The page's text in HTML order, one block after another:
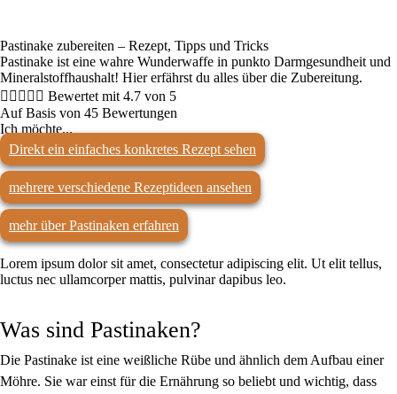
Pastinake zubereiten – Rezept, Tipps und Tricks
Pastinake ist eine wahre Wunderwaffe in punkto Darmgesundheit und
Mineralstoffhaushalt! Hier erfährst du alles über die Zubereitung.
     Bewertet mit 4.7 von 5
Auf Basis von 45 Bewertungen
Ich möchte...
Direkt ein einfaches konkretes Rezept sehen
mehrere verschiedene Rezeptideen ansehen
mehr über Pastinaken erfahren
Lorem ipsum dolor sit amet, consectetur adipiscing elit. Ut elit tellus,
luctus nec ullamcorper mattis, pulvinar dapibus leo.
Was sind Pastinaken?
Die Pastinake ist eine weißliche Rübe und ähnlich dem Aufbau einer
Möhre. Sie war einst für die Ernährung so beliebt und wichtig, dass